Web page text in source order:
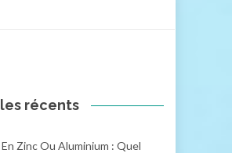
récents
Zinc Ou Aluminium : Quel